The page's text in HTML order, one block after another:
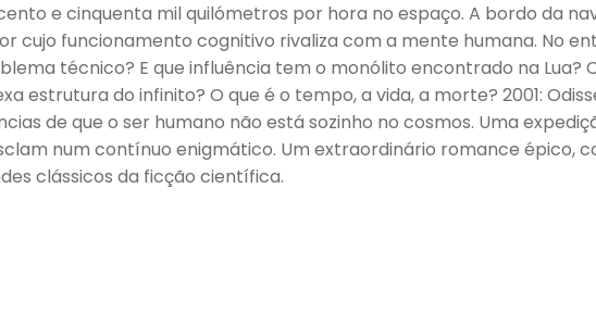
e cinquenta mil quilómetros por hora no espaço. A bordo da
cujo funcionamento cognitivo rivaliza com a mente humana. No
técnico? E que influência tem o monólito encontrado na Lua?
estrutura do infinito? O que é o tempo, a vida, a morte? 2001:
de que o ser humano não está sozinho no cosmos. Uma
num contínuo enigmático. Um extraordinário romance épico,
clássicos da ficção científica.